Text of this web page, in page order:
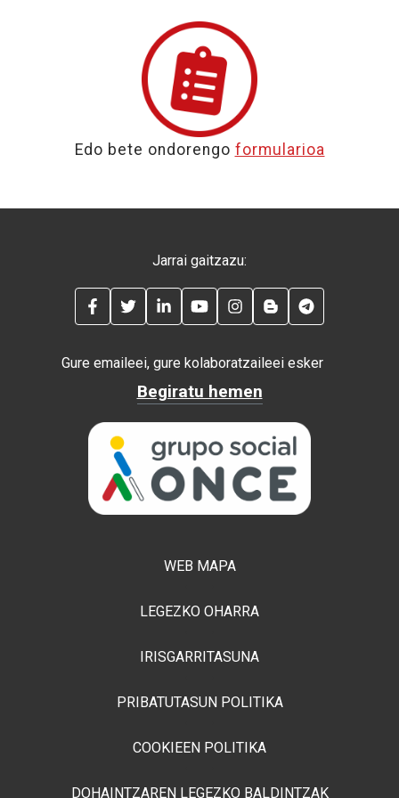
Edo bete ondorengo formularioa
Jarrai gaitzazu:
FACEBOOKTWITTERLINKEDINYOUTUBEINSTAGRAM
BLOG
Gure emaileei, gure kolaboratzaileei esker
Begiratu hemen
WEB MAPA
LEGEZKO OHARRA
IRISGARRITASUNA
PRIBATUTASUN POLITIKA
COOKIEEN POLITIKA
DOHAINTZAREN LEGEZKO BALDINTZAK